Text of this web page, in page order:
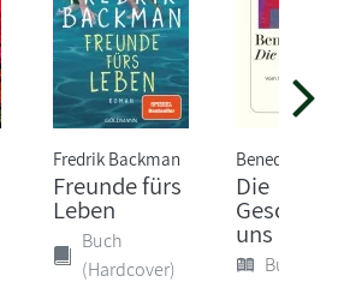
Fredrik Backman
Freunde fürs
Leben
Buch
(Hardcover)
Benedict Wells
Die
uns
Buch